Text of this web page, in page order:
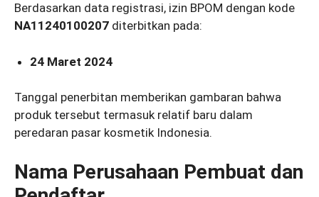
Berdasarkan data registrasi, izin BPOM dengan kode
NA11240100207 diterbitkan pada:
24 Maret 2024
Tanggal penerbitan memberikan gambaran bahwa
produk tersebut termasuk relatif baru dalam
peredaran pasar kosmetik Indonesia.
Nama Perusahaan Pembuat dan